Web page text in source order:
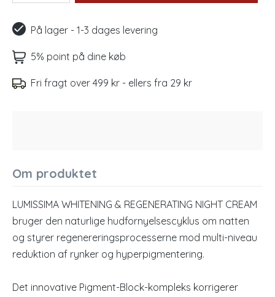
På lager - 1-3 dages levering
5% point på dine køb
Fri fragt over 499 kr - ellers fra 29 kr
Om produktet
LUMISSIMA WHITENING & REGENERATING NIGHT CREAM
bruger den naturlige hudfornyelsescyklus om natten
og styrer regenereringsprocesserne mod multi-niveau
reduktion af rynker og hyperpigmentering.
Det innovative Pigment-Block-kompleks korrigerer